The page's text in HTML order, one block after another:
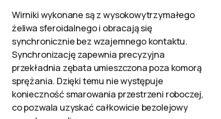
Wirniki wykonane są z wysokowytrzymałego
żeliwa sferoidalnego i obracają się
synchronicznie bez wzajemnego kontaktu.
Synchronizację zapewnia precyzyjna
przekładnia zębata umieszczona poza komorą
sprężania. Dzięki temu nie występuje
konieczność smarowania przestrzeni roboczej,
co pozwala uzyskać całkowicie bezolejowy